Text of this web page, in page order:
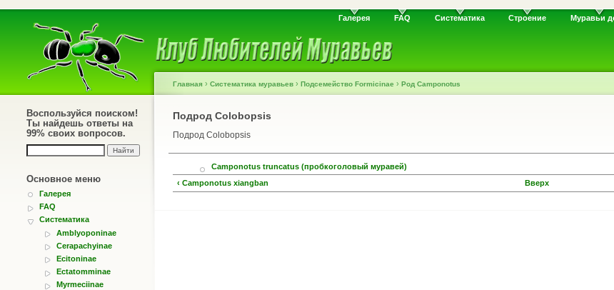
Галерея FAQ Систематика Строение Муравьи
Воспользуйся поиском!
Ты найдешь ответы на
99% своих вопросов.
Основное меню
Галерея
FAQ
Систематика
Amblyoponinae
Cerapachyinae
Ecitoninae
Ectatomminae
Myrmeciinae
Главная › Систематика муравьев › Подсемейство Formicinae › Род Camponotus
Подрод Colobopsis
Подрод Colobopsis
Camponotus truncatus (пробкоголовый муравей)
‹ Camponotus xiangban
Вверх